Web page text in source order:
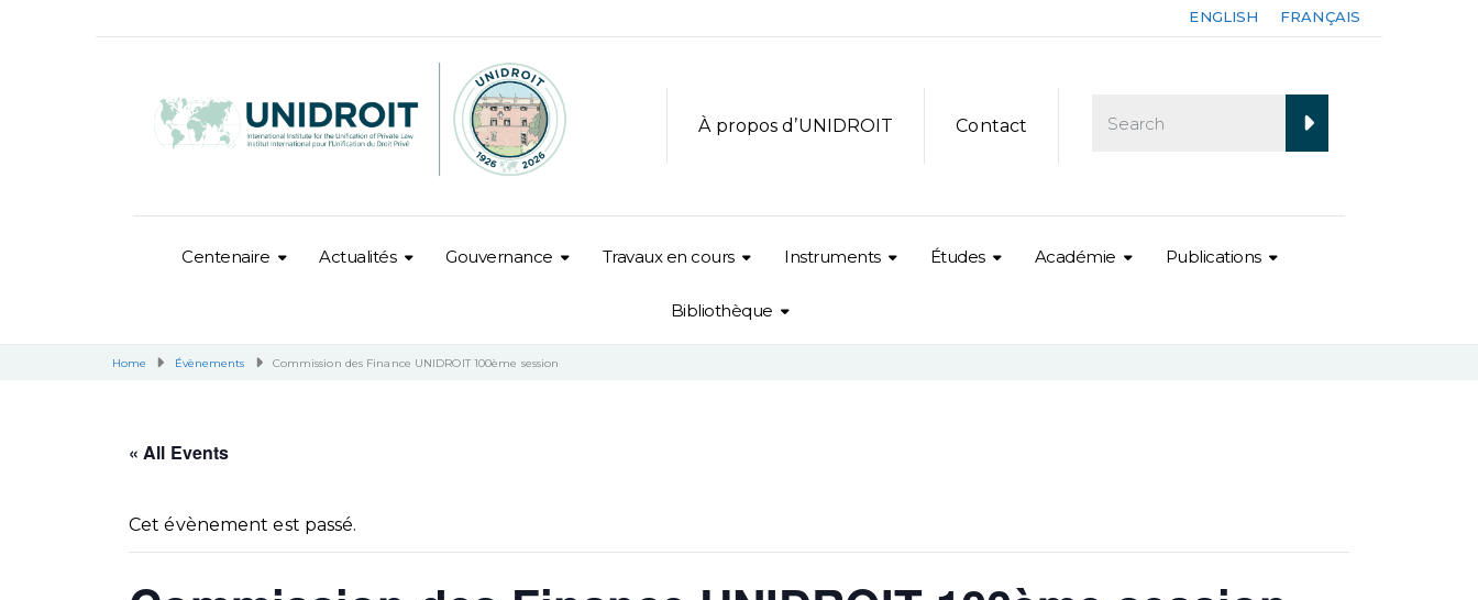
ENGLISH FRANÇAIS
À propos d’UNIDROIT Contact
Centenaire Actualités Gouvernance Travaux en cours Instruments Études Académie Publications
Bibliothèque
Home Évènements Commission des Finance UNIDROIT 100ème session
« All Events
Cet évènement est passé.